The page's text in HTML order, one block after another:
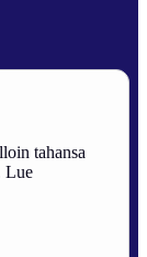
tahansa
Lue